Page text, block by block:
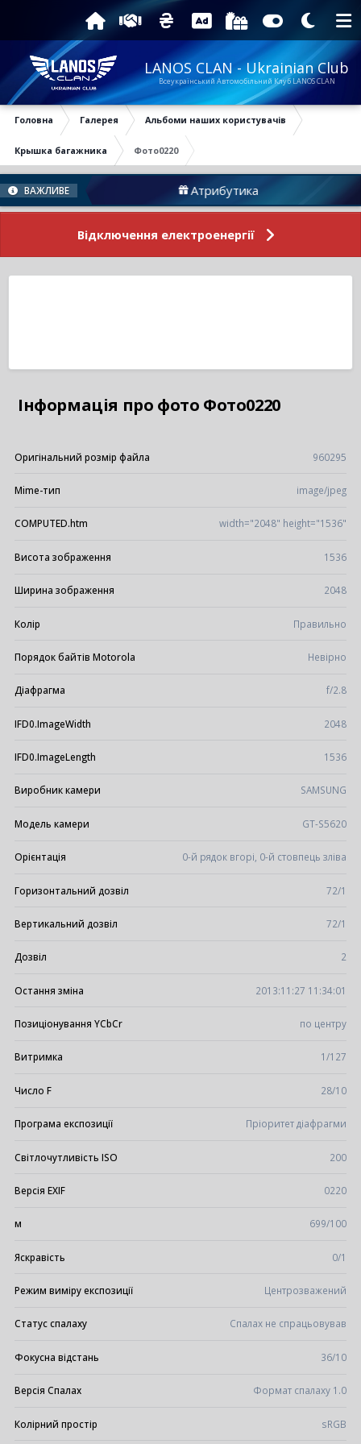
LANOS CLAN - Ukrainian Club
Всеукраїнський Автомобільний Клуб LANOS CLAN
Головна Галерея Альбоми наших користувачів
Крышка багажника Фото0220
ВАЖЛИВЕ Атрибутика
Відключення електроенергії
Інформація про фото Фото0220
Оригінальний розмір файла 960295
Mime-тип image/jpeg
COMPUTED.htm width="2048" height="1536"
Висота зображення 1536
Ширина зображення 2048
Колір Правильно
Порядок байтів Motorola Невірно
Діафрагма f/2.8
IFD0.ImageWidth 2048
IFD0.ImageLength 1536
Виробник камери SAMSUNG
Модель камери GT-S5620
Орієнтація 0-й рядок вгорі, 0-й стовпець зліва
Горизонтальний дозвіл 72/1
Вертикальний дозвіл 72/1
Дозвіл 2
Остання зміна 2013:11:27 11:34:01
Позиціонування YCbCr по центру
Витримка 1/127
Число F 28/10
Програма експозиції Пріоритет діафрагми
Світлочутливість ISO 200
Версія EXIF 0220
м 699/100
Яскравість 0/1
Режим виміру експозиції Центрозважений
Статус спалаху Спалах не спрацьовував
Фокусна відстань 36/10
Версія Спалах Формат спалаху 1.0
Колірний простір sRGB